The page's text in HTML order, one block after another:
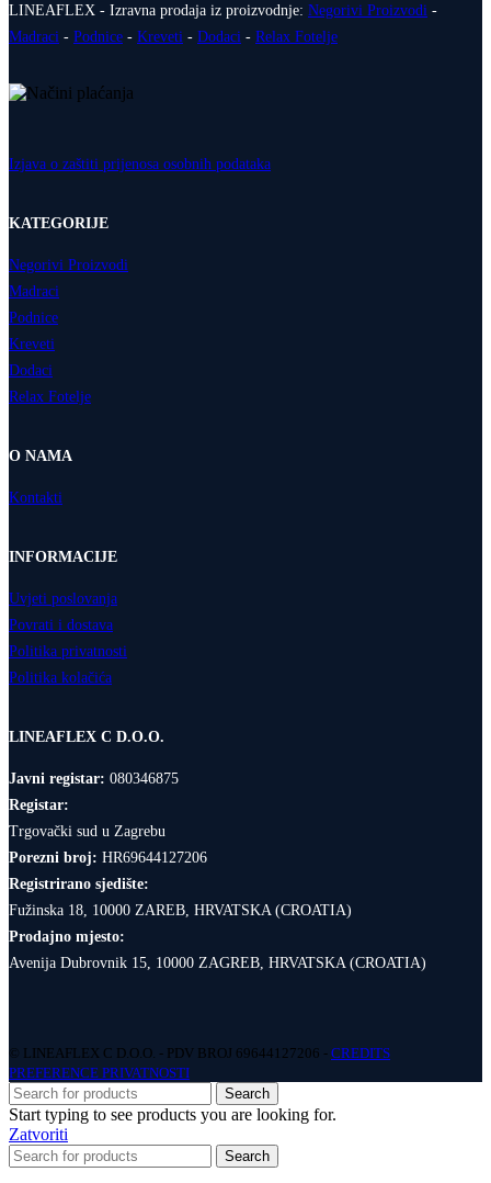
LINEAFLEX - Izravna prodaja iz proizvodnje: Negorivi Proizvodi -
Madraci - Podnice - Kreveti - Dodaci - Relax Fotelje
Izjava o zaštiti prijenosa osobnih podataka
KATEGORIJE
Negorivi Proizvodi
Madraci
Podnice
Kreveti
Dodaci
Relax Fotelje
O NAMA
Kontakti
INFORMACIJE
Uvjeti poslovanja
Povrati i dostava
Politika privatnosti
Politika kolačića
LINEAFLEX C D.O.O.
Javni registar: 080346875
Registar:
Trgovački sud u Zagrebu
Porezni broj: HR69644127206
Registrirano sjedište:
Fužinska 18, 10000 ZAREB, HRVATSKA (CROATIA)
Prodajno mjesto:
Avenija Dubrovnik 15, 10000 ZAGREB, HRVATSKA (CROATIA)
© LINEAFLEX C D.O.O. - PDV BROJ 69644127206 - CREDITS
PREFERENCE PRIVATNOSTI
Search
Start typing to see products you are looking for.
Zatvoriti
Search